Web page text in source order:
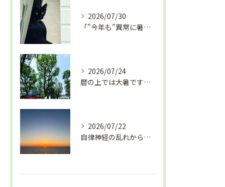
2026/07/30
「”今年も”異常に暑い夏」酷暑+冷房＝夏風邪、腰痛、ひざの痛...
2026/07/24
暦の上では大暑です！腰痛や肩こりから来る頭痛
2026/07/22
自律神経の乱れから生活習慣病、血液循環の滞り